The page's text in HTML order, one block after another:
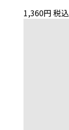
1,360円 税込